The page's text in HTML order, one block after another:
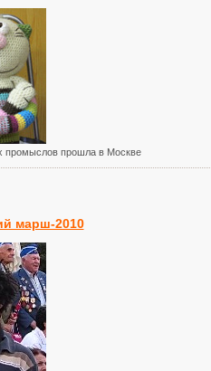
промыслов прошла в Москве
марш-2010